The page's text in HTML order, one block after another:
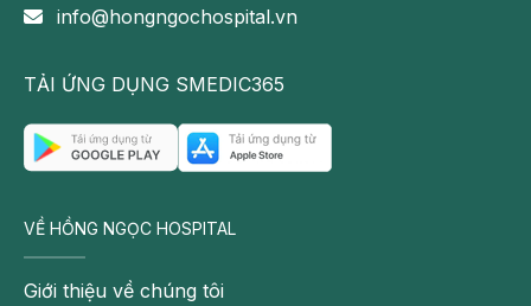
info@hongngochospital.vn
TẢI ỨNG DỤNG SMEDIC365
VỀ HỒNG NGỌC HOSPITAL
Giới thiệu về chúng tôi